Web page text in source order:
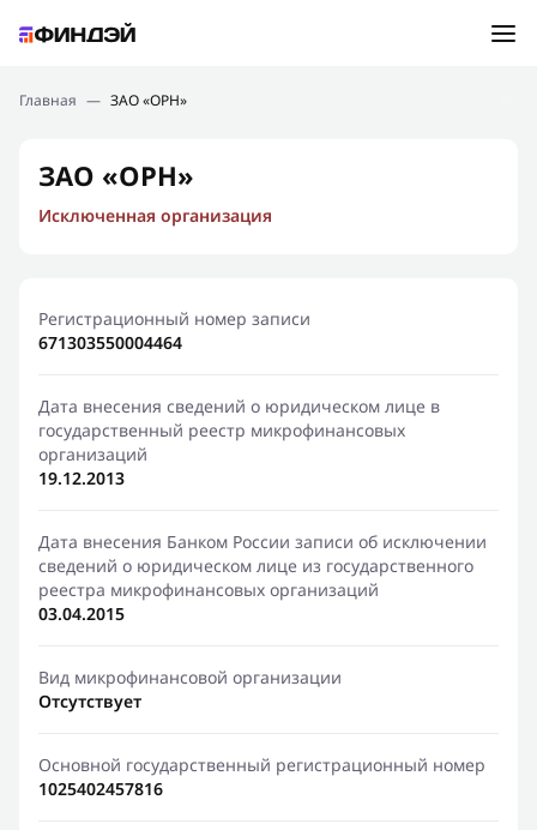
Подбор займа
Новости
Финансовое просвещение
Главная — ЗАО «ОРН»
ЗАО «ОРН»
Исключенная организация
Регистрационный номер записи
671303550004464
Дата внесения сведений о юридическом лице в
государственный реестр микрофинансовых
организаций
19.12.2013
Дата внесения Банком России записи об исключении
сведений о юридическом лице из государственного
реестра микрофинансовых организаций
03.04.2015
Вид микрофинансовой организации
Отсутствует
Основной государственный регистрационный номер
1025402457816
Ошибка:Контактная форма не найдена.
Спасибо, что написали нам
Мы свяжемся с Вами в ближайшее время и сообщим
результат
Отправить новый запрос